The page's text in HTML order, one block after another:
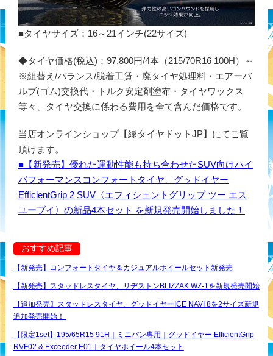
■タイヤサイズ：16～21インチ(22サイズ)
◆タイヤ価格(税込)：97,800円/4本（215/70R16 100H）～
※組替え/バランス/脱着工賃・廃タイヤ処理料・エアーバ
ルブ(ゴム)交換代・トルク安定剤塗布・タイヤワックス
等々、タイヤ交換に係わる費用を全て含んだ価格です。
当店オンラインショップ【緑タイヤドットJP】にてご覧
頂けます。
■【新発売】優れた運動性能も持ち合わせたSUV向けハイ
パフォーマンスコンフォートタイヤ、グッドイヤー
EfficientGrip 2 SUV〈エフィシェントグリップ ツー エス
ユーブイ〉の新品4本セット を新規発売開始しました！
おすすめ記事
【新発売】コンフォートタイヤ＆カジュアルホイールセット新発売
【新発売】スタッドレスタイヤ、リヂストンBLIZZAK WZ-1を新規発売開始
【追加発売】スタッドレスタイヤ、グッドイヤーICE NAVI 8を2サイズ新規
追加発売開始！
【限定1set】195/65R15 91H｜ミニバン専用｜グッドイヤー EfficientGrip
RVF02 & Exceeder E01｜タイヤホイール4本セット